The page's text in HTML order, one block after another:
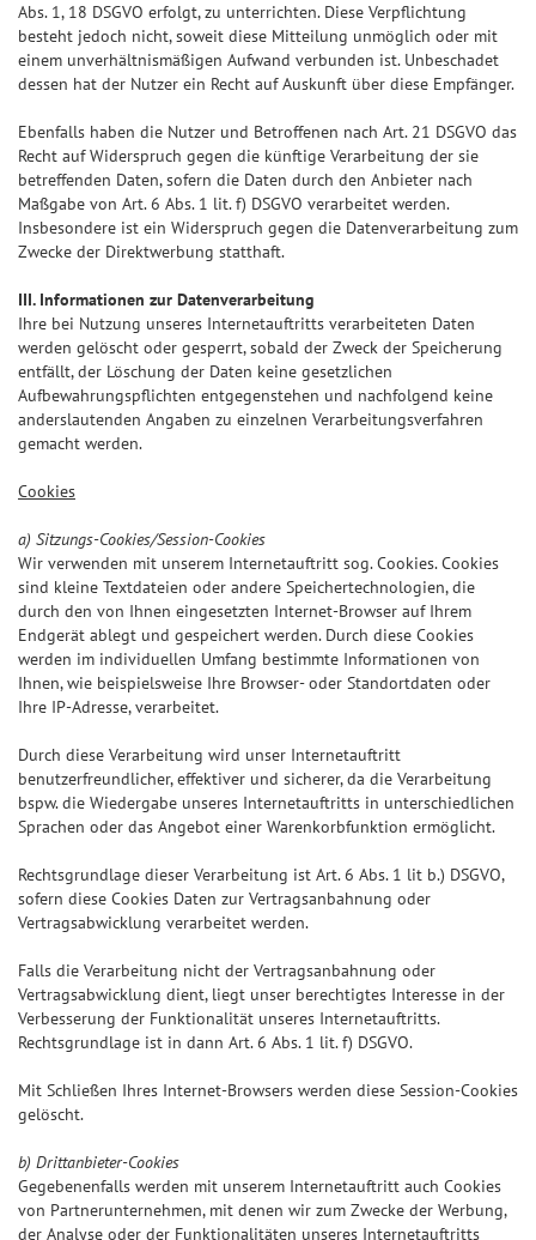
Abs. 1, 18 DSGVO erfolgt, zu unterrichten. Diese Verpflichtung
besteht jedoch nicht, soweit diese Mitteilung unmöglich oder mit
einem unverhältnismäßigen Aufwand verbunden ist. Unbeschadet
dessen hat der Nutzer ein Recht auf Auskunft über diese Empfänger.
Ebenfalls haben die Nutzer und Betroffenen nach Art. 21 DSGVO das
Recht auf Widerspruch gegen die künftige Verarbeitung der sie
betreffenden Daten, sofern die Daten durch den Anbieter nach
Maßgabe von Art. 6 Abs. 1 lit. f) DSGVO verarbeitet werden.
Insbesondere ist ein Widerspruch gegen die Datenverarbeitung zum
Zwecke der Direktwerbung statthaft.
III. Informationen zur Datenverarbeitung
Ihre bei Nutzung unseres Internetauftritts verarbeiteten Daten
werden gelöscht oder gesperrt, sobald der Zweck der Speicherung
entfällt, der Löschung der Daten keine gesetzlichen
Aufbewahrungspflichten entgegenstehen und nachfolgend keine
anderslautenden Angaben zu einzelnen Verarbeitungsverfahren
gemacht werden.
Cookies
a) Sitzungs-Cookies/Session-Cookies
Wir verwenden mit unserem Internetauftritt sog. Cookies. Cookies
sind kleine Textdateien oder andere Speichertechnologien, die
durch den von Ihnen eingesetzten Internet-Browser auf Ihrem
Endgerät ablegt und gespeichert werden. Durch diese Cookies
werden im individuellen Umfang bestimmte Informationen von
Ihnen, wie beispielsweise Ihre Browser- oder Standortdaten oder
Ihre IP-Adresse, verarbeitet.
Durch diese Verarbeitung wird unser Internetauftritt
benutzerfreundlicher, effektiver und sicherer, da die Verarbeitung
bspw. die Wiedergabe unseres Internetauftritts in unterschiedlichen
Sprachen oder das Angebot einer Warenkorbfunktion ermöglicht.
Rechtsgrundlage dieser Verarbeitung ist Art. 6 Abs. 1 lit b.) DSGVO,
sofern diese Cookies Daten zur Vertragsanbahnung oder
Vertragsabwicklung verarbeitet werden.
Falls die Verarbeitung nicht der Vertragsanbahnung oder
Vertragsabwicklung dient, liegt unser berechtigtes Interesse in der
Verbesserung der Funktionalität unseres Internetauftritts.
Rechtsgrundlage ist in dann Art. 6 Abs. 1 lit. f) DSGVO.
Mit Schließen Ihres Internet-Browsers werden diese Session-Cookies
gelöscht.
b) Drittanbieter-Cookies
Gegebenenfalls werden mit unserem Internetauftritt auch Cookies
von Partnerunternehmen, mit denen wir zum Zwecke der Werbung,
der Analyse oder der Funktionalitäten unseres Internetauftritts